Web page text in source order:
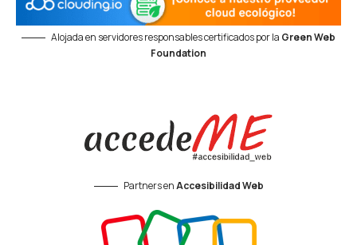
Alojada en servidores responsables certificados por la Green Web
Foundation
Partners enAccesibilidad Web